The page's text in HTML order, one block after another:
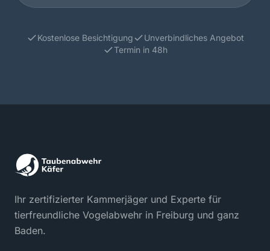
Kostenlose Besichtigung
Unverbindliches Angebot
Termin in 48h
Ihr zertifizierter Kammerjäger und Experte für
tierfreundliche Vogelabwehr in Freiburg und ganz
Baden.